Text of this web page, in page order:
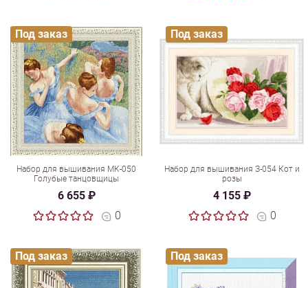
Набор для вышивания МК-050
Голубые танцовщицы
6 655 ₽
0
Под заказ
Набор для вышивания З-054 Кот и
розы
4 155 ₽
0
Под заказ
Под заказ Под заказ